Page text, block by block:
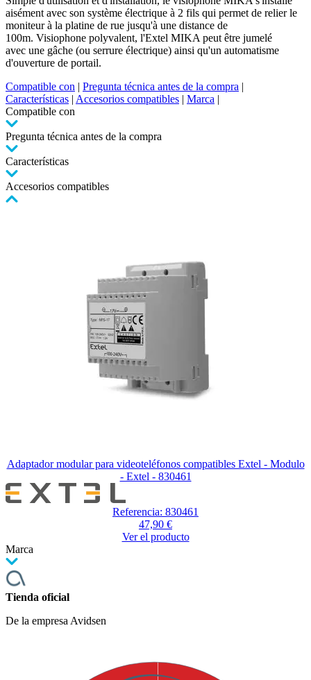
aisément avec son système électrique à 2 fils qui permet de relier le
moniteur à la platine de rue jusqu'à une distance de
100m. Visiophone polyvalent, l'Extel MIKA peut être jumelé
avec une gâche (ou serrure électrique) ainsi qu'un automatisme
d'ouverture de portail.
Compatible con | Pregunta técnica antes de la compra |
Características | Accesorios compatibles | Marca |
Compatible con
Pregunta técnica antes de la compra
Características
Accesorios compatibles
Adaptador modular para videoteléfonos compatibles Extel - Modulo
- Extel - 830461
Referencia: 830461
47,90 €
Ver el producto
Marca
Tienda oficial
De la empresa Avidsen